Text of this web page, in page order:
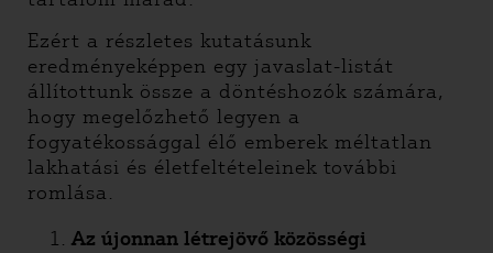
Ezért a részletes kutatásunk
eredményeképpen egy javaslat-listát
állítottunk össze a döntéshozók számára,
hogy megelőzhető legyen a
fogyatékossággal élő emberek méltatlan
lakhatási és életfeltételeinek további
romlása.
Az újonnan létrejövő közösségi